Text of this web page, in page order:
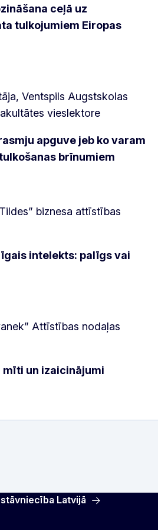
ceļā uz
tulkojumiem Eiropas
Ventspils Augstskolas
vieslektore
apguve jeb ko varam
brīnumiem
biznesa attīstības
intelekts: palīgs vai
Attīstības nodaļas
mīti un izaicinājumi
Latvijā